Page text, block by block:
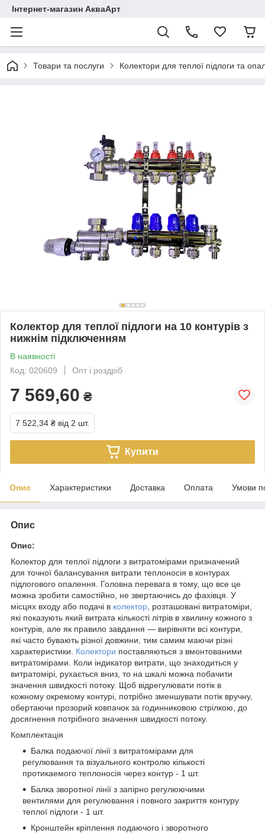
Інтернет-магазин АкваАрт
Товари та послуги Колектори для теплої підлоги та
Колектор для теплої підлоги на 10 контурів з
нижнім підключенням
В наявності
Код: 020609
Опт і роздріб
7 569,60 ₴
7 522,34 ₴ від 2 шт.
Купити
Опис Характеристики Доставка Оплата Умови
Опис
Опис:
Колектор для теплої підлоги з витратомірами призначений
для точної балансування витрати теплоносія в контурах
підлогового опалення. Головна перевага в тому, що все це
можна зробити самостійно, не звертаючись до фахівця. У
місцях входу або подачі в колектор , розташовані витратоміри,
які показують який витрата кількості літрів в хвилину кожного з
контурів, але як правило завдання ― вирівняти всі контури,
які часто бувають різної довжини, тим самим маючи різні
характеристики. Колектори поставляються з вмонтованими
витратомірами. Коли індикатор витрати, що знаходиться у
витратомірі, рухається вниз, то на шкалі можна побачити
значення швидкості потоку. Щоб відрегулювати потік в
кожному окремому контурі, потрібно зменшувати потік вручну,
обертаючи прозорий ковпачок за годинниковою стрілкою, до
досягнення потрібного значення швидкості потоку.
Комплектація
Балка подаючої лінії з витратомірами для
регулювання та візуального контролю кількості
протикаемого теплоносія через контур - 1 шт.
Балка зворотної лінії з запірно регулюючими
вентилями для регулювання і повного закриття контуру
теплої підлоги - 1 шт.
Кронштейн кріплення подаючого і зворотного